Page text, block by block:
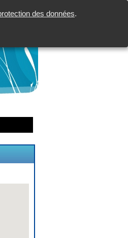
des données.